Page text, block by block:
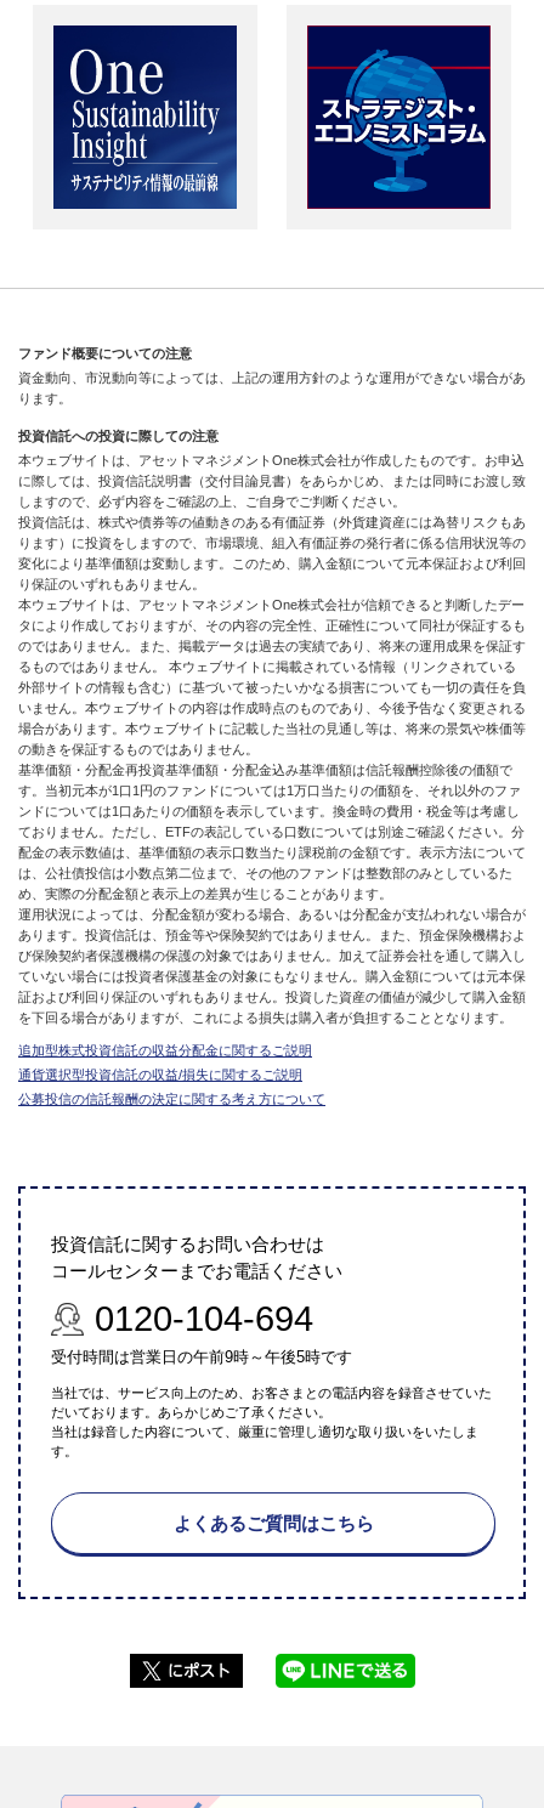
ファンド概要についての注意
資金動向、市況動向等によっては、上記の運用方針のような運用ができない場合があ
ります。
投資信託への投資に際しての注意
本ウェブサイトは、アセットマネジメントOne株式会社が作成したものです。お申込
に際しては、投資信託説明書（交付目論見書）をあらかじめ、または同時にお渡し致
しますので、必ず内容をご確認の上、ご自身でご判断ください。
投資信託は、株式や債券等の値動きのある有価証券（外貨建資産には為替リスクもあ
ります）に投資をしますので、市場環境、組入有価証券の発行者に係る信用状況等の
変化により基準価額は変動します。このため、購入金額について元本保証および利回
り保証のいずれもありません。
本ウェブサイトは、アセットマネジメントOne株式会社が信頼できると判断したデー
タにより作成しておりますが、その内容の完全性、正確性について同社が保証するも
のではありません。また、掲載データは過去の実績であり、将来の運用成果を保証す
るものではありません。 本ウェブサイトに掲載されている情報（リンクされている
外部サイトの情報も含む）に基づいて被ったいかなる損害についても一切の責任を負
いません。本ウェブサイトの内容は作成時点のものであり、今後予告なく変更される
場合があります。本ウェブサイトに記載した当社の見通し等は、将来の景気や株価等
の動きを保証するものではありません。
基準価額・分配金再投資基準価額・分配金込み基準価額は信託報酬控除後の価額で
す。当初元本が1口1円のファンドについては1万口当たりの価額を、それ以外のファ
ンドについては1口あたりの価額を表示しています。換金時の費用・税金等は考慮し
ておりません。ただし、ETFの表記している口数については別途ご確認ください。分
配金の表示数値は、基準価額の表示口数当たり課税前の金額です。表示方法について
は、公社債投信は小数点第二位まで、その他のファンドは整数部のみとしているた
め、実際の分配金額と表示上の差異が生じることがあります。
運用状況によっては、分配金額が変わる場合、あるいは分配金が支払われない場合が
あります。投資信託は、預金等や保険契約ではありません。また、預金保険機構およ
び保険契約者保護機構の保護の対象ではありません。加えて証券会社を通して購入し
ていない場合には投資者保護基金の対象にもなりません。購入金額については元本保
証および利回り保証のいずれもありません。投資した資産の価値が減少して購入金額
を下回る場合がありますが、これによる損失は購入者が負担することとなります。
追加型株式投資信託の収益分配金に関するご説明
通貨選択型投資信託の収益/損失に関するご説明
公募投信の信託報酬の決定に関する考え方について
投資信託に関するお問い合わせは
コールセンターまでお電話ください
0120-104-694
受付時間は営業日の午前9時～午後5時です
当社では、サービス向上のため、お客さまとの電話内容を録音させていた
だいております。あらかじめご了承ください。
当社は録音した内容について、厳重に管理し適切な取り扱いをいたしま
す。
よくあるご質問はこちら